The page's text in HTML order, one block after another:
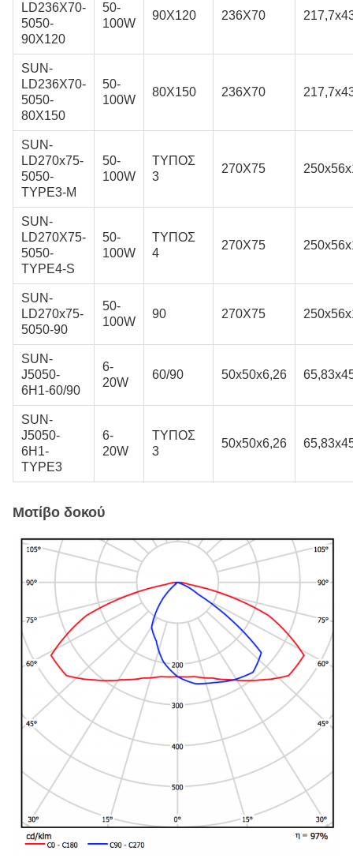
LD236X70-
5050-
90X120
50-
100W
90Χ120 236Χ70
SUN-
LD236X70-
5050-
80X150
50-
100W
80Χ150 236Χ70
SUN-
LD270x75-
5050-
TYPE3-M
50-
100W
ΤΥΠΟΣ
3
270Χ75
SUN-
LD270X75-
5050-
TYPE4-S
50-
100W
ΤΥΠΟΣ
4
270Χ75
SUN-
LD270x75-
5050-90
50-
100W
90 270Χ75
SUN-
J5050-
6H1-60/90
6-
20W
60/90 50x50x6,26
SUN-
J5050-
6H1-
TYPE3
6-
20W
ΤΥΠΟΣ
3
50x50x6,26
Μοτίβο δοκού